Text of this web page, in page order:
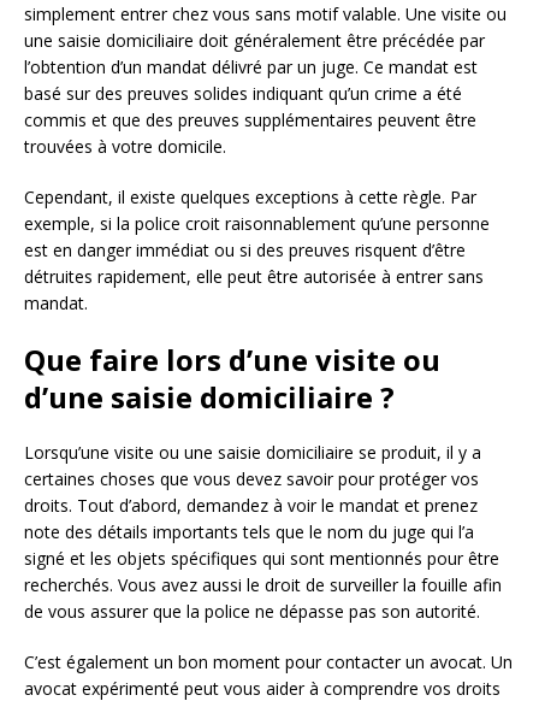
simplement entrer chez vous sans motif valable. Une visite ou
une saisie domiciliaire doit généralement être précédée par
l’obtention d’un mandat délivré par un juge. Ce mandat est
basé sur des preuves solides indiquant qu’un crime a été
commis et que des preuves supplémentaires peuvent être
trouvées à votre domicile.
Cependant, il existe quelques exceptions à cette règle. Par
exemple, si la police croit raisonnablement qu’une personne
est en danger immédiat ou si des preuves risquent d’être
détruites rapidement, elle peut être autorisée à entrer sans
mandat.
Que faire lors d’une visite ou
d’une saisie domiciliaire ?
Lorsqu’une visite ou une saisie domiciliaire se produit, il y a
certaines choses que vous devez savoir pour protéger vos
droits. Tout d’abord, demandez à voir le mandat et prenez
note des détails importants tels que le nom du juge qui l’a
signé et les objets spécifiques qui sont mentionnés pour être
recherchés. Vous avez aussi le droit de surveiller la fouille afin
de vous assurer que la police ne dépasse pas son autorité.
C’est également un bon moment pour contacter un avocat. Un
avocat expérimenté peut vous aider à comprendre vos droits